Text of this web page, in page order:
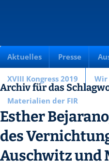
Aktuelles Presse
XVIII Kongress 2019 Wir
Materialien der FIR
Archiv für das
Esther
des
Auschwitz und